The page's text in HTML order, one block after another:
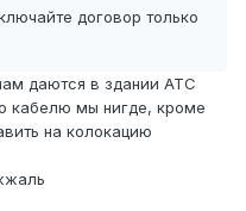
договор только
даются в здании АТС
кабелю мы нигде, кроме
на колокацию